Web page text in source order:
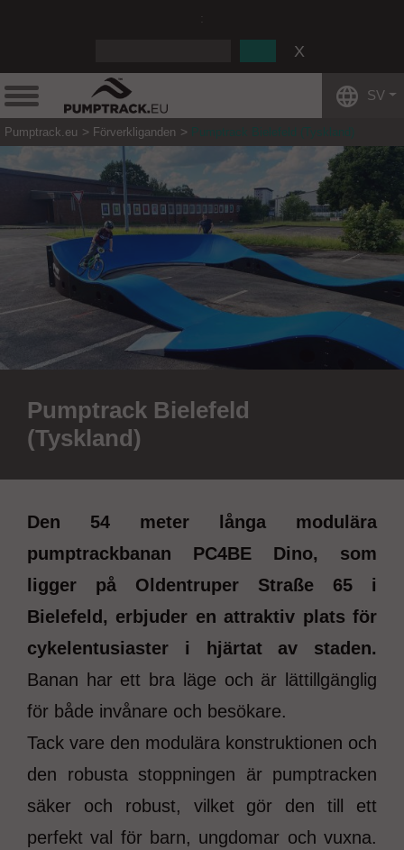
SV
Pumptrack.eu Förverkliganden Pumptrack Bielefeld (Tyskland)
Pumptrack Bielefeld
(Tyskland)
Den 54 meter långa modulära
pumptrackbanan PC4BE Dino, som
ligger på Oldentruper Straße 65 i
Bielefeld, erbjuder en attraktiv plats för
cykelentusiaster i hjärtat av staden.
Banan har ett bra läge och är lättillgänglig
för både invånare och besökare.
Tack vare den modulära konstruktionen och
den robusta stoppningen är pumptracken
säker och robust, vilket gör den till ett
perfekt val för barn, ungdomar och vuxna.